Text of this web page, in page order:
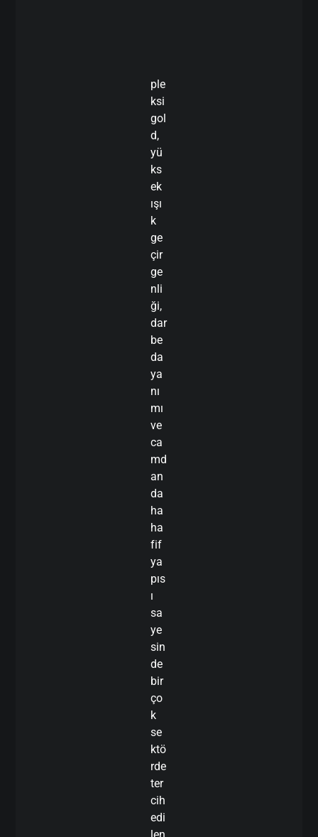
ple
ksi
gol
d,
yü
ks
ek
ışı
k
ge
çir
ge
nli
ği,
dar
be
da
ya
nı
mı
ve
ca
md
an
da
ha
ha
fif
ya
pıs
ı
sa
ye
sin
de
bir
ço
k
se
ktö
rde
ter
cih
edi
len